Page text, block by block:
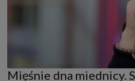
Mięśnie dna miednicy.